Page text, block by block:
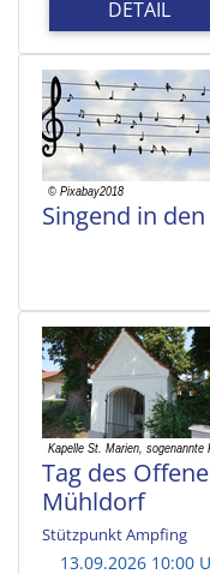
DETAIL
Singend in
Tag des
Mühldorf
Stützpunkt Ampfing
13.09.2026 10:00